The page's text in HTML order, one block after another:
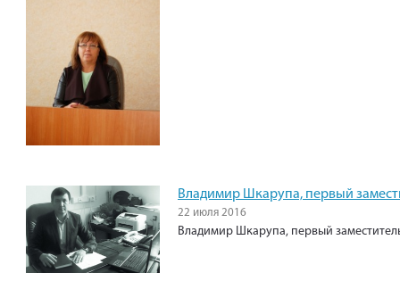
Владимир Шкарупа, первый
22 июля 2016
Владимир Шкарупа, первый